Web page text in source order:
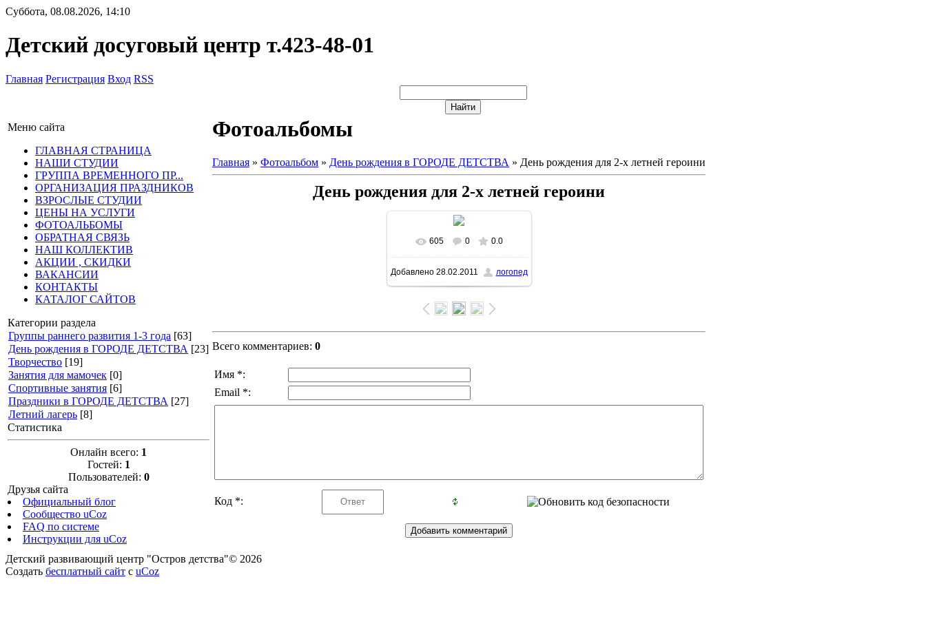
Суббота, 08.08.2026, 14:10
Детский досуговый центр т.423-48-01
Главная Регистрация Вход RSS
Меню сайта
ГЛАВНАЯ СТРАНИЦА
НАШИ СТУДИИ
ГРУППА ВРЕМЕННОГО ПР...
ОРГАНИЗАЦИЯ ПРАЗДНИКОВ
ВЗРОСЛЫЕ СТУДИИ
ЦЕНЫ НА УСЛУГИ
ФОТОАЛЬБОМЫ
ОБРАТНАЯ СВЯЗЬ
НАШ КОЛЛЕКТИВ
АКЦИИ , СКИДКИ
ВАКАНСИИ
КОНТАКТЫ
КАТАЛОГ САЙТОВ
Категории раздела
Группы раннего развития 1-3 года [63]
День рождения в ГОРОДЕ ДЕТСТВА [23]
Творчество [19]
Занятия для мамочек [0]
Спортивные занятия [6]
Праздники в ГОРОДЕ ДЕТСТВА [27]
Летний лагерь [8]
Статистика
Онлайн всего: 1
Гостей: 1
Пользователей: 0
Друзья сайта
Официальный блог
Сообщество uCoz
FAQ по системе
Инструкции для uCoz
Фотоальбомы
Главная » Фотоальбом » День рождения в ГОРОДЕ ДЕТСТВА » День рождения для 2-х летней героини
День рождения для 2-х летней героини
В реальном размере
1600x1200/ 473.7Kb
605 0 0.0
Добавлено28.02.2011 логопед
Всего комментариев: 0
Имя *:
Email *:
Код *:
Детский развивающий центр "Остров детства"© 2026
Создать бесплатный сайт с uCoz